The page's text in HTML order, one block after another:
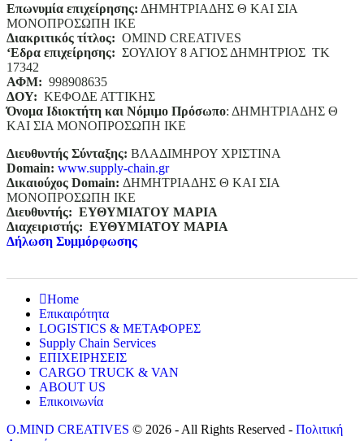
Επωνυμία επιχείρησης: ΔΗΜΗΤΡΙΑΔΗΣ Θ ΚΑΙ ΣΙΑ
ΜΟΝΟΠΡΟΣΩΠΗ ΙΚΕ
Διακριτικός τίτλος: ΟΜΙΝD CREATIVES
‘Eδρα επιχείρησης: ΣΟΥΛΙΟΥ 8 ΑΓΙΟΣ ΔΗΜΗΤΡΙΟΣ ΤΚ
17342
ΑΦΜ: 998908635
ΔΟΥ: ΚΕΦΟΔΕ ΑΤΤΙΚΗΣ
Όνομα Ιδιοκτήτη και Νόμιμο Πρόσωπο: ΔΗΜΗΤΡΙΑΔΗΣ Θ
ΚΑΙ ΣΙΑ ΜΟΝΟΠΡΟΣΩΠΗ ΙΚΕ
Διευθυντής Σύνταξης: ΒΛΑΔΙΜΗΡΟΥ ΧΡΙΣΤΙΝΑ
Domain: www.supply-chain.gr
Δικαιούχος Domain: ΔΗΜΗΤΡΙΑΔΗΣ Θ ΚΑΙ ΣΙΑ
ΜΟΝΟΠΡΟΣΩΠΗ ΙΚΕ
Διευθυντής: ΕΥΘΥΜΙΑΤΟΥ ΜΑΡΙΑ
Διαχειριστής: ΕΥΘΥΜΙΑΤΟΥ ΜΑΡΙΑ
Δήλωση Συμμόρφωσης
Home
Επικαιρότητα
LOGISTICS & ΜΕΤΑΦΟΡΕΣ
Supply Chain Services
ΕΠΙΧΕΙΡΗΣΕΙΣ
CARGO TRUCK & VAN
ABOUT US
Επικοινωνία
O.MIND CREATIVES © 2026 - All Rights Reserved - Πολιτική